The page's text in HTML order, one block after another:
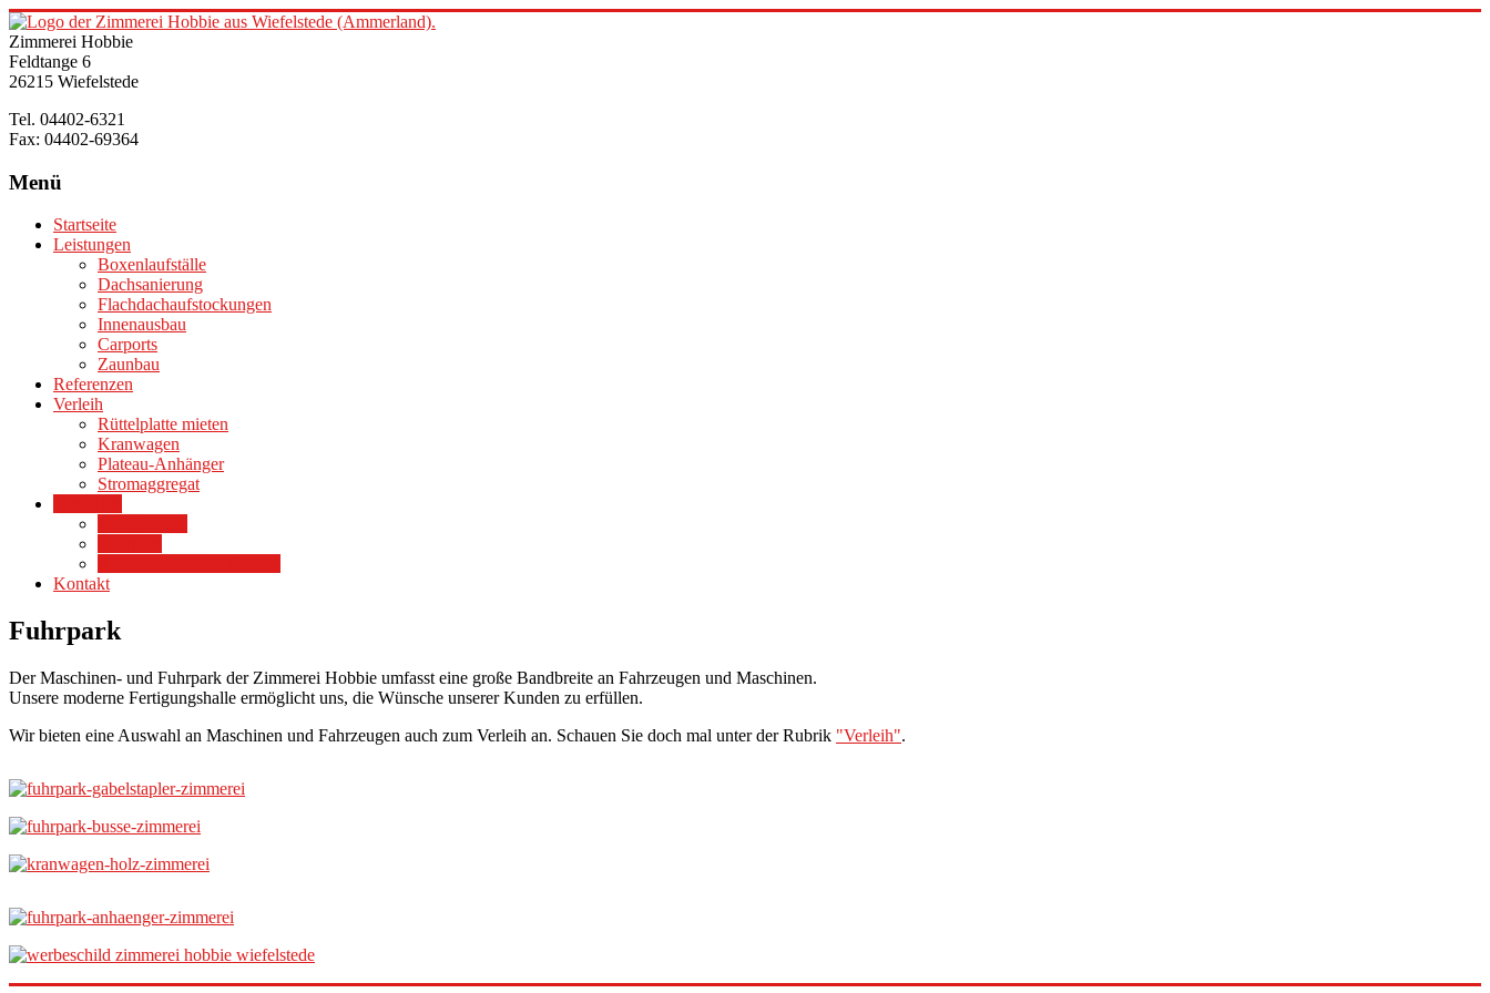
Zum
Inhalt
springen
Zimmerei
Hobbie
Wiefelstede
Qualität
vom
Meisterbetrieb
Zimmerei Hobbie
Feldtange 6
26215 Wiefelstede
Tel. 04402-6321
Fax: 04402-69364
Menü
Startseite
Leistungen
Boxenlaufställe
Dachsanierung
Flachdachaufstockungen
Innenausbau
Carports
Zaunbau
Referenzen
Verleih
Rüttelplatte mieten
Kranwagen
Plateau­-Anhänger
Stromaggregat
Kontakt
Fuhrpark
Der Maschinen- und Fuhrpark der Zimmerei Hobbie umfasst eine große Bandbreite an Fahrzeugen und Maschinen.
Unsere moderne Fertigungshalle ermöglicht uns, die Wünsche unserer Kunden zu erfüllen.
Wir bieten eine Auswahl an Maschinen und Fahrzeugen auch zum Verleih an. Schauen Sie doch mal unter der Rubrik "Verleih".